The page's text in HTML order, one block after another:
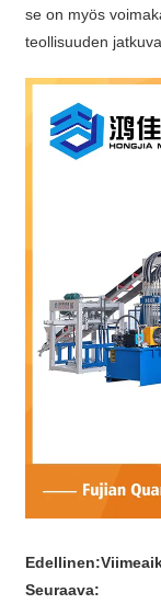
se on myös
teollisuuden
Edellinen:
Seuraava: